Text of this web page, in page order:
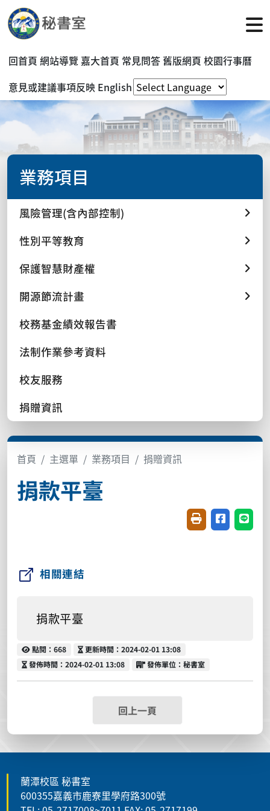
回首頁 網站導覽 嘉大首頁 常見問答 舊版網頁 校園行事曆
意見或建議事項反映 English
業務項目
風險管理(含內部控制)
性別平等教育
保護智慧財產權
開源節流計畫
校務基金績效報告書
法制作業參考資料
校友服務
捐贈資訊
首頁 主選單 業務項目 捐贈資訊
捐款平臺
友善列印(開新視
分享至臉書
分享
相關連結
捐款平臺
點閱
點閱：668 更新時間
更新時間：2024-02-01 13:08
發佈時間
發佈時間：2024-02-01 13:08 發佈單位
發佈單位：秘書室
回上一頁
蘭潭校區 秘書室
600355嘉義市鹿寮里學府路300號